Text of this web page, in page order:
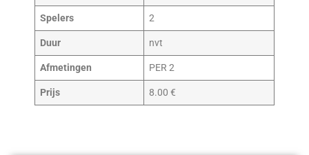
Spelers 2
Duur nvt
Afmetingen PER 2
Prijs 8.00 €